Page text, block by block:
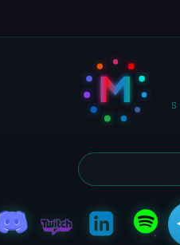
M